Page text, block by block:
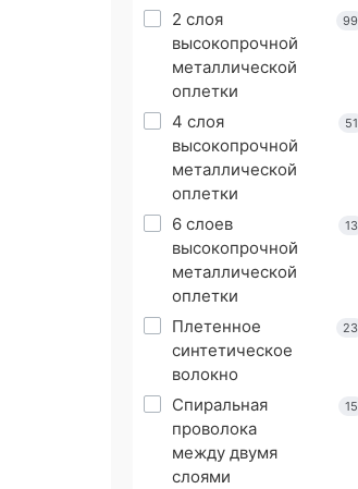
2 слоя
высокопрочной
металлической
оплетки
99
4 слоя
высокопрочной
металлической
оплетки
51
6 слоев
высокопрочной
металлической
оплетки
13
Плетенное
синтетическое
волокно
23
Спиральная
проволока
между двумя
слоями
15